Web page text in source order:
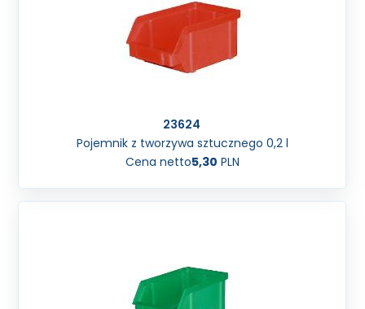
23624
Pojemnik z tworzywa sztucznego 0,2 l
Cena netto5,30 PLN